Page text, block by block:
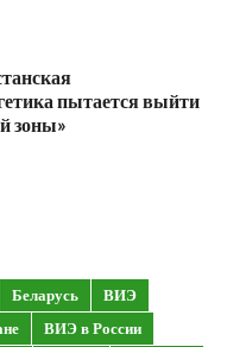
пытается выйти
зоны»
Беларусь
ВИЭ
ВИЭ в России